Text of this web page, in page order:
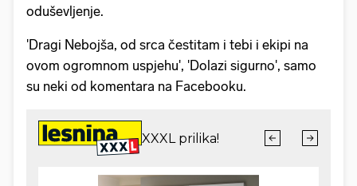
oduševljenje.
'Dragi Nebojša, od srca čestitam i tebi i ekipi na
ovom ogromnom uspjehu', 'Dolazi sigurno', samo
su neki od komentara na Facebooku.